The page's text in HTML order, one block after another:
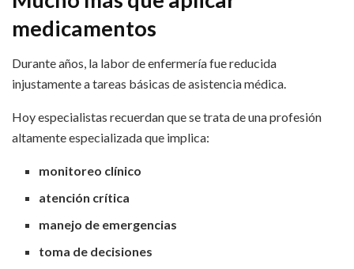
medicamentos
Durante años, la labor de enfermería fue reducida
injustamente a tareas básicas de asistencia médica.
Hoy especialistas recuerdan que se trata de una profesión
altamente especializada que implica:
monitoreo clínico
atención crítica
manejo de emergencias
toma de decisiones